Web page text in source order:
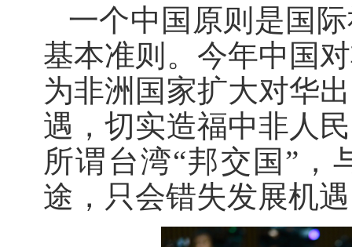
一个中国原则是国
基本准则。今年中国
为非洲国家扩大对华
遇，切实造福中非人
所谓台湾“邦交国”，
途，只会错失发展机